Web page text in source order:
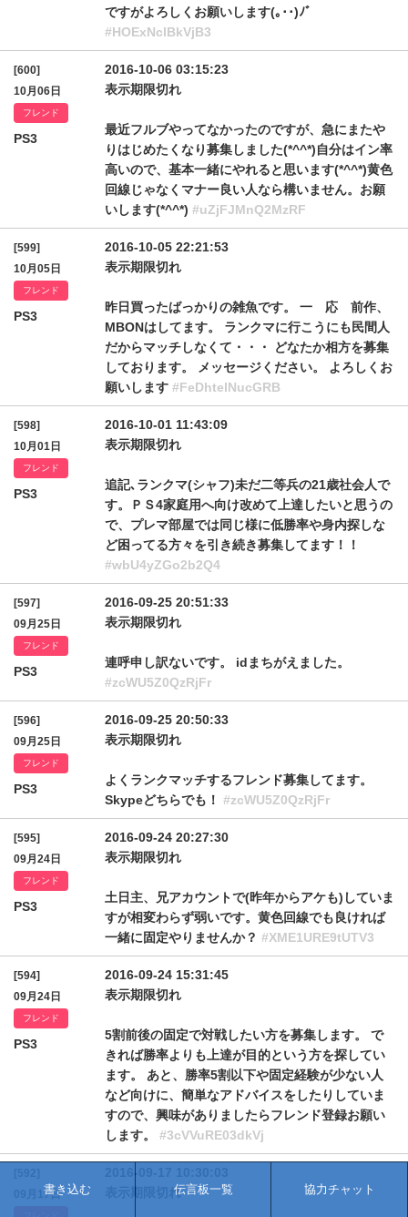
ですがよろしくお願いします(｡･･)ﾉﾞ
#HOExNclBkVjB3
[600]
10月06日
フレンド
PS3
2016-10-06 03:15:23
表示期限切れ
最近フルブやってなかったのですが、急にまたや
りはじめたくなり募集しました(*^^*)自分はイン率
高いので、基本一緒にやれると思います(*^^*)黄色
回線じゃなくマナー良い人なら構いません。お願
いします(*^^*) #uZjFJMnQ2MzRF
[599]
10月05日
フレンド
PS3
2016-10-05 22:21:53
表示期限切れ
昨日買ったばっかりの雑魚です。 一 応 前作、
MBONはしてます。 ランクマに行こうにも民間人
だからマッチしなくて・・・ どなたか相方を募集
しております。 メッセージください。 よろしくお
願いします #FeDhtelNucGRB
[598]
10月01日
フレンド
PS3
2016-10-01 11:43:09
表示期限切れ
追記､ランクマ(シャフ)未だ二等兵の21歳社会人で
す。ＰＳ4家庭用へ向け改めて上達したいと思うの
で、プレマ部屋では同じ様に低勝率や身内探しな
ど困ってる方々を引き続き募集してます！！
#wbU4yZGo2b2Q4
[597]
09月25日
フレンド
PS3
2016-09-25 20:51:33
表示期限切れ
連呼申し訳ないです。 idまちがえました。
#zcWU5Z0QzRjFr
[596]
09月25日
フレンド
PS3
2016-09-25 20:50:33
表示期限切れ
よくランクマッチするフレンド募集してます。
Skypeどちらでも！ #zcWU5Z0QzRjFr
[595]
09月24日
フレンド
PS3
2016-09-24 20:27:30
表示期限切れ
土日主、兄アカウントで(昨年からアケも)していま
すが相変わらず弱いです。黄色回線でも良ければ
一緒に固定やりませんか？ #XME1URE9tUTV3
[594]
09月24日
フレンド
PS3
2016-09-24 15:31:45
表示期限切れ
5割前後の固定で対戦したい方を募集します。 で
きれば勝率よりも上達が目的という方を探してい
ます。 あと、勝率5割以下や固定経験が少ない人
など向けに、簡単なアドバイスをしたりしていま
すので、興味がありましたらフレンド登録お願い
します。 #3cVVuRE03dkVj
09月17日
表示期限切れ
書き込む 伝言板一覧 協力チャット